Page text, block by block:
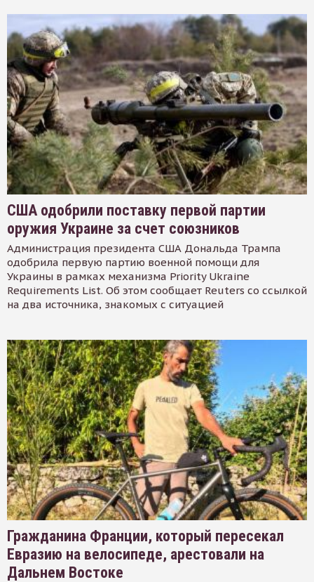
США одобрили поставку первой партии
оружия Украине за счет союзников
Администрация президента США Дональда Трампа
одобрила первую партию военной помощи для
Украины в рамках механизма Priority Ukraine
Requirements List. Об этом сообщает Reuters со ссылкой
на два источника, знакомых с ситуацией
Гражданина Франции, который пересекал
Евразию на велосипеде, арестовали на
Дальнем Востоке